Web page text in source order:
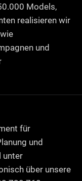
Models,
realisieren wir
und
für
und
unter
über unsere